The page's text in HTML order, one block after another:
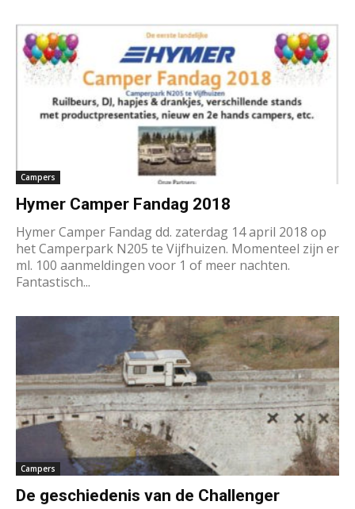
Campers
Hymer Camper Fandag 2018
Hymer Camper Fandag dd. zaterdag 14 april 2018 op
het Camperpark N205 te Vijfhuizen. Momenteel zijn er
ml. 100 aanmeldingen voor 1 of meer nachten.
Fantastisch...
Campers
De geschiedenis van de Challenger